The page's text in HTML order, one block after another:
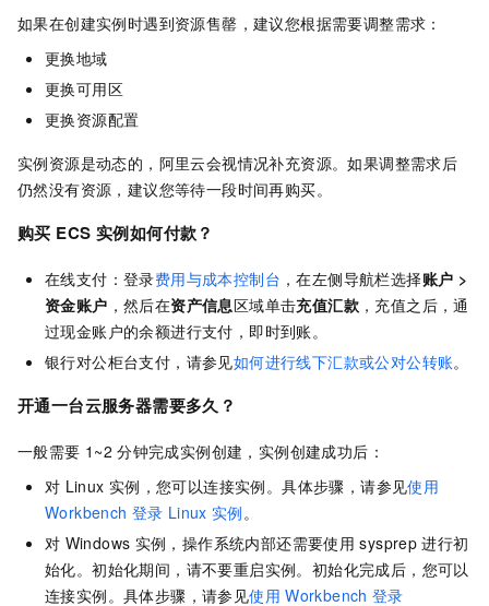
如果在创建实例时遇到资源售罄，建议您根据需要调整需求：
更换地域
更换可用区
更换资源配置
实例资源是动态的，阿里云会视情况补充资源。如果调整需求后
仍然没有资源，建议您等待一段时间再购买。
购买 ECS 实例如何付款？
在线支付：登录费用与成本控制台 ，在左侧导航栏选择账户 >
资金账户 ，然后在资产信息区域单击充值汇款 ，充值之后，通
过现金账户的余额进行支付，即时到账。
银行对公柜台支付，请参见如何进行线下汇款或公对公转账。
开通一台云服务器需要多久？
一般需要 1~2 分钟完成实例创建，实例创建成功后：
对 Linux 实例，您可以连接实例。具体步骤，请参见使用
Workbench 登录 Linux 实例。
对 Windows 实例，操作系统内部还需要使用 sysprep 进行初
始化。初始化期间，请不要重启实例。初始化完成后，您可以
连接实例。具体步骤，请参见使用 Workbench 登录